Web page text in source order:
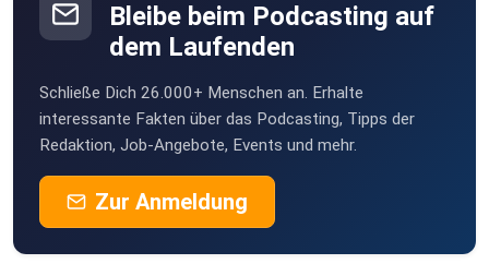
Bleibe beim Podcasting auf
dem Laufenden
Schließe Dich 26.000+ Menschen an. Erhalte
interessante Fakten über das Podcasting, Tipps der
Redaktion, Job-Angebote, Events und mehr.
Zur Anmeldung